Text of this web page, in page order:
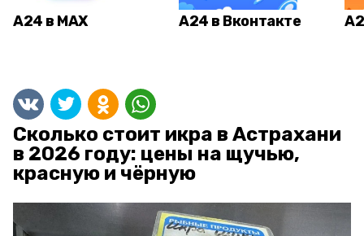
А24 в MAX А24 в Вконтакте
Сколько стоит икра в Астрахани
в 2026 году: цены на щучью,
красную и чёрную